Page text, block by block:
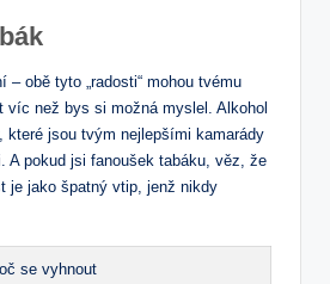
– obě tyto „radosti“ mohou tvému
​než​ bys si možná myslel.‌ Alkohol
které jsou ‌tvým‍ nejlepšími kamarády
A pokud jsi ⁤fanoušek tabáku, věz,‍ že
je jako špatný vtip, jenž nikdy
se vyhnout